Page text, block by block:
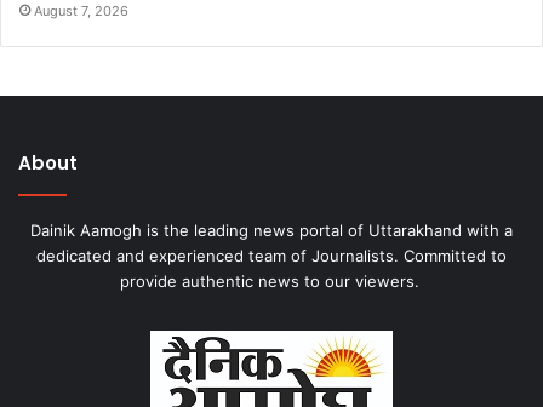
August 7, 2026
About
Dainik Aamogh is the leading news portal of Uttarakhand with a
dedicated and experienced team of Journalists. Committed to
provide authentic news to our viewers.